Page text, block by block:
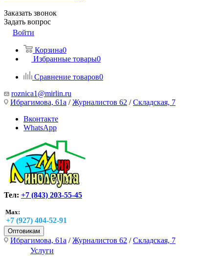
Заказать звонок
Задать вопрос
Войти
Корзина0
Избранные товары0
Сравнение товаров0
roznica1@mirlin.ru
Ибрагимова, 61а /Журналистов 62 /Складская, 7
Вконтакте
WhatsApp
Тел: +7 (843) 203-55-45
Max:
+7 (927) 404-52-91
Оптовикам
Ибрагимова, 61а /Журналистов 62 /Складская, 7
Услуги